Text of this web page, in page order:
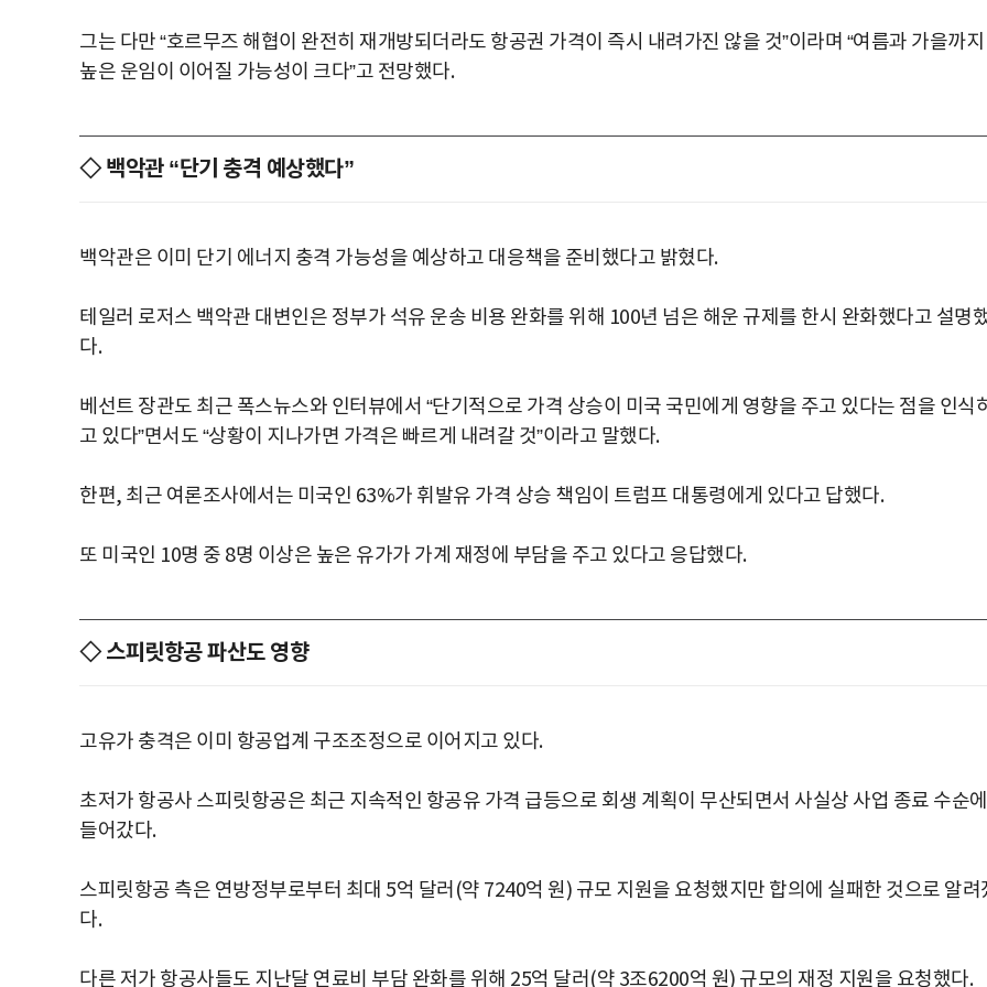
그는 다만 “호르무즈 해협이 완전히 재개방되더라도 항공권 가격이 즉시 내려가진 않을 것”이라며 “여름과 가을까지
높은 운임이 이어질 가능성이 크다”고 전망했다.
◇ 백악관 “단기 충격 예상했다”
백악관은 이미 단기 에너지 충격 가능성을 예상하고 대응책을 준비했다고 밝혔다.
테일러 로저스 백악관 대변인은 정부가 석유 운송 비용 완화를 위해 100년 넘은 해운 규제를 한시 완화했다고 설명
다.
베선트 장관도 최근 폭스뉴스와 인터뷰에서 “단기적으로 가격 상승이 미국 국민에게 영향을 주고 있다는 점을 인식
고 있다”면서도 “상황이 지나가면 가격은 빠르게 내려갈 것”이라고 말했다.
한편, 최근 여론조사에서는 미국인 63%가 휘발유 가격 상승 책임이 트럼프 대통령에게 있다고 답했다.
또 미국인 10명 중 8명 이상은 높은 유가가 가계 재정에 부담을 주고 있다고 응답했다.
◇ 스피릿항공 파산도 영향
고유가 충격은 이미 항공업계 구조조정으로 이어지고 있다.
초저가 항공사 스피릿항공은 최근 지속적인 항공유 가격 급등으로 회생 계획이 무산되면서 사실상 사업 종료 수순에
들어갔다.
스피릿항공 측은 연방정부로부터 최대 5억 달러(약 7240억 원) 규모 지원을 요청했지만 합의에 실패한 것으로 알려
다.
다른 저가 항공사들도 지난달 연료비 부담 완화를 위해 25억 달러(약 3조6200억 원) 규모의 재정 지원을 요청했다.